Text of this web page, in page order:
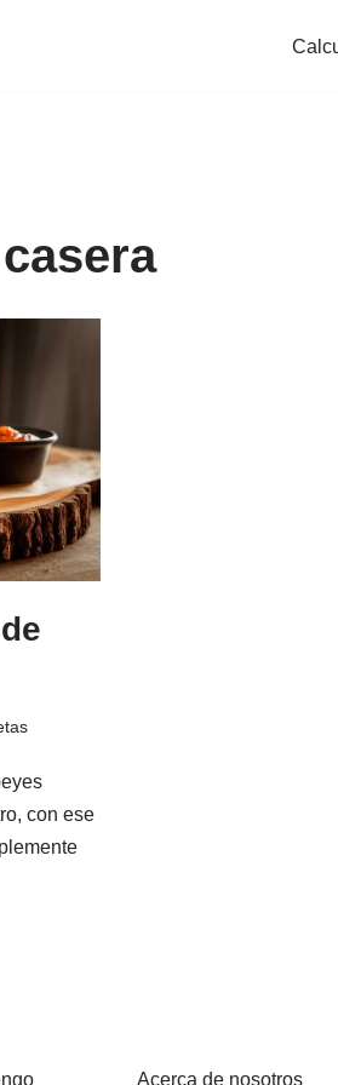
con ese
Acerca de nosotros